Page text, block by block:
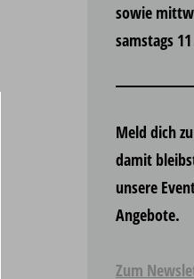
sowie
samstags
Meld dich
damit
unsere
Angebote.
Zum